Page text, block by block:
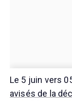
Le 5 juin vers
avisés de la